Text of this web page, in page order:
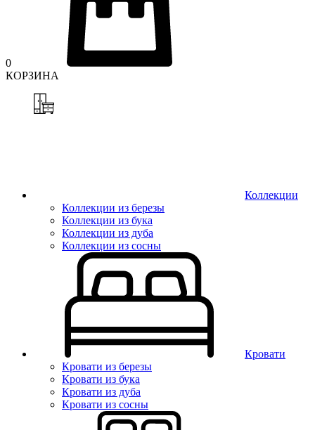
0
КОРЗИНА
Коллекции
Коллекции из березы
Коллекции из бука
Коллекции из дуба
Коллекции из сосны
Кровати
Кровати из березы
Кровати из бука
Кровати из дуба
Кровати из сосны